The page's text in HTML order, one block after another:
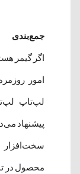
جمع‌بندی
اگر گیمر
امور
پیشنهاد
سخت‌افزار
محصول در